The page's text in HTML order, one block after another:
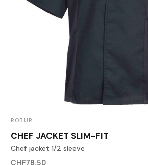
ROBUR
CHEF JACKET SLIM-FIT
Chef jacket 1/2 sleeve
CHF78.50